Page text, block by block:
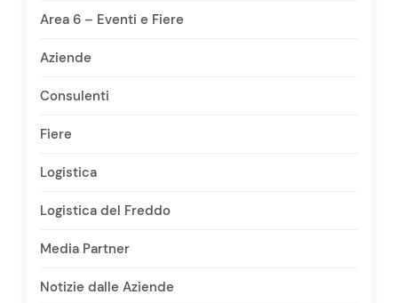
Area 6 – Eventi e Fiere
Aziende
Consulenti
Fiere
Logistica
Logistica del Freddo
Media Partner
Notizie dalle Aziende